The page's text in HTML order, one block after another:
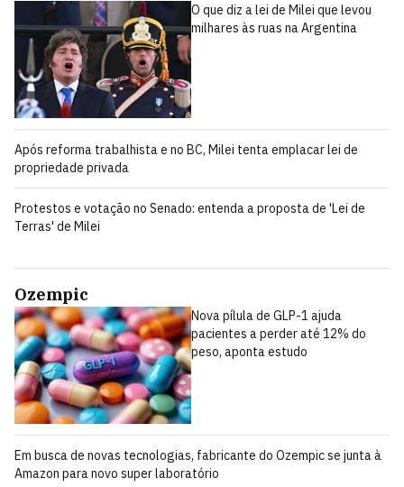
O que diz a lei de Milei que levou
milhares às ruas na Argentina
Após reforma trabalhista e no BC, Milei tenta emplacar lei de
propriedade privada
Protestos e votação no Senado: entenda a proposta de 'Lei de
Terras' de Milei
Ozempic
Nova pílula de GLP-1 ajuda
pacientes a perder até 12% do
peso, aponta estudo
Em busca de novas tecnologias, fabricante do Ozempic se junta à
Amazon para novo super laboratório